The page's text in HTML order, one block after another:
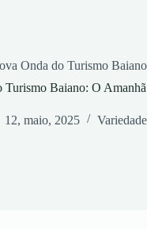
Onda do Turismo
Baiano: O
12, maio, 2025